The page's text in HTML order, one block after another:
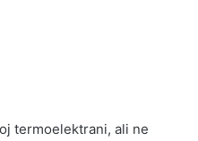
termoelektrani, ali ne